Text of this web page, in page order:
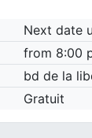
Next date
from 8:00
bd de la
Gratuit